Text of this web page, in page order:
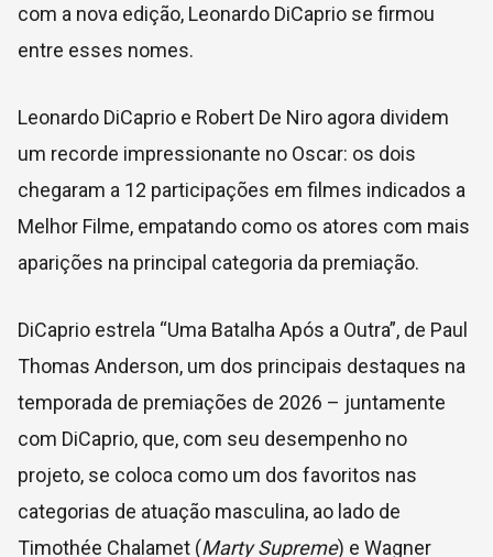
com a nova edição, Leonardo DiCaprio se firmou
entre esses nomes.
Leonardo DiCaprio e Robert De Niro agora dividem
um recorde impressionante no Oscar: os dois
chegaram a 12 participações em filmes indicados a
Melhor Filme, empatando como os atores com mais
aparições na principal categoria da premiação.
DiCaprio estrela “Uma Batalha Após a Outra”, de Paul
Thomas Anderson, um dos principais destaques na
temporada de premiações de 2026 – juntamente
com DiCaprio, que, com seu desempenho no
projeto, se coloca como um dos favoritos nas
categorias de atuação masculina, ao lado de
Timothée Chalamet (Marty Supreme) e Wagner